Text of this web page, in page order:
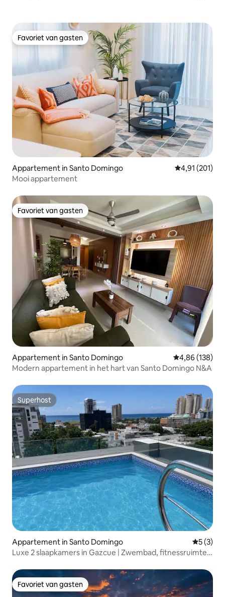
Favoriet van gasten
Favoriet van gasten
Appartement in Santo Domingo Gemiddelde
4,91 (201)
Mooi appartement
Favoriet van gasten
Favoriet van gasten
Appartement in Santo Domingo Gemiddelde
4,86 (138)
Modern appartement in het hart van Santo Domingo N&A
Superhost
Superhost
Appartement in Santo Domingo
5 (3)
Luxe 2 slaapkamers in Gazcue | Zwembad, fitnessruimte
Favoriet van gasten
Favoriet van gasten